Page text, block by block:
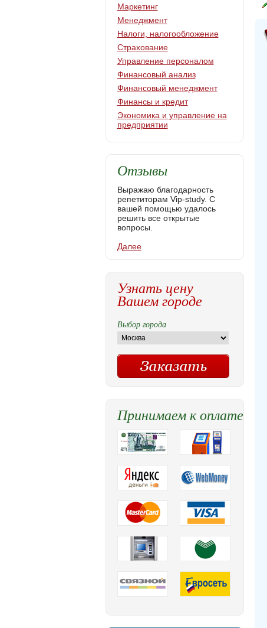
Маркетинг
Менеджмент
Налоги, налогообложение
Страхование
Управление персоналом
Финансовый анализ
Финансовый менеджмент
Финансы и кредит
Экономика и управление на
предприятии
Отзывы
Выражаю благодарность
репетиторам Vip-study. С
вашей помощью удалось
решить все открытые
вопросы.
Далее
Узнать цену
Вашем городе
Выбор города
Принимаем к оплате